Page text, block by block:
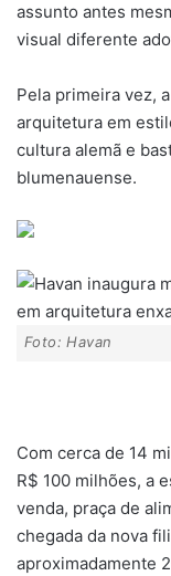
assunto antes
visual diferente
Pela primeira vez,
arquitetura em
cultura alemã e
blumenauense.
Foto: Havan
Com cerca de 14
R$ 100 milhões, a
venda, praça de
chegada da nova
aproximadamente